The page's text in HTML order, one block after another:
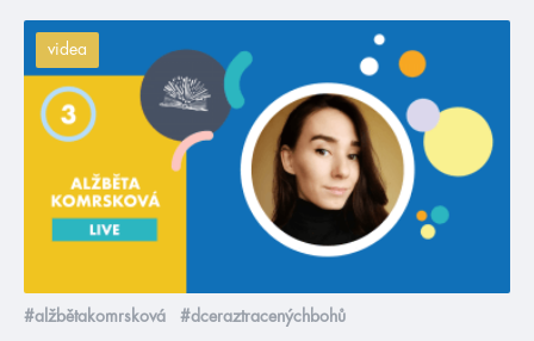
videa
#alžbětakomrsková #dceraztracenýchbohů